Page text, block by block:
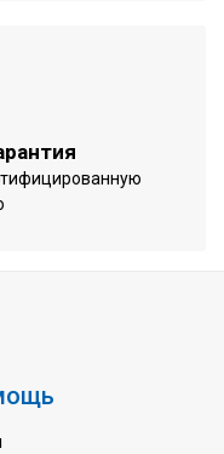
-5 ~ +43 °С
50 Гц